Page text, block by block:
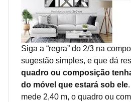
Siga a “regra” do 2/3 na
sugestão simples, e que dá
quadro ou composição
do móvel que estará sob ele
mede 2,40 m, o quadro ou